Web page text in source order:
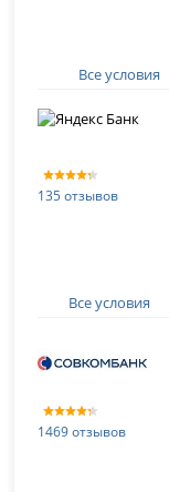
Все условия
135 отзывов
Все условия
1469 отзывов